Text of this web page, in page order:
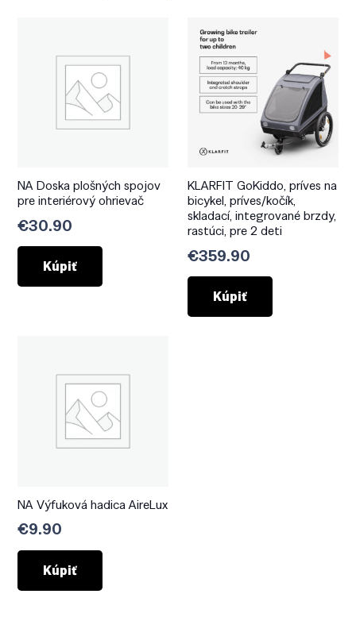
NA Doska plošných spojov
pre interiérový ohrievač
€30.90
Kúpiť
KLARFIT GoKiddo, príves na
bicykel, príves/kočík,
skladací, integrované brzdy,
rastúci, pre 2 deti
€359.90
Kúpiť
NA Výfuková hadica AireLux
€9.90
Kúpiť